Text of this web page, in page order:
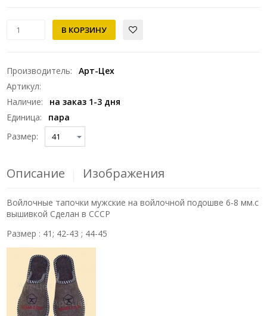
Производитель:
Арт-Цех
Артикул:
Наличие:
на заказ 1-3 дня
Единица:
пара
Размер:
Описание Изображения
Войлочные тапочки мужские на войлочной подошве 6-8 мм.с
вышивкой Сделан в СССР
Размер : 41; 42-43 ; 44-45